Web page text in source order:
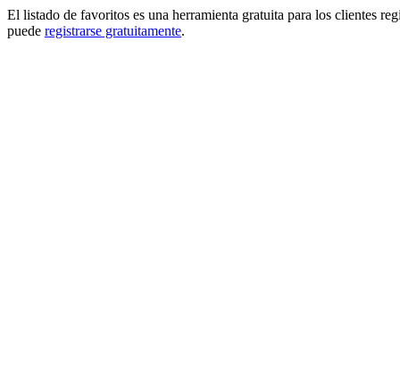
El listado de favoritos es una herramienta gratuita para los clientes
puede registrarse gratuitamente.